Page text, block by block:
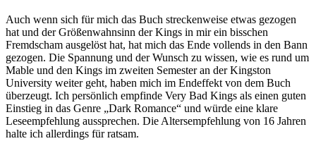
Auch wenn sich für mich das Buch streckenweise etwas gezogen
hat und der Größenwahnsinn der Kings in mir ein bisschen
Fremdscham ausgelöst hat, hat mich das Ende vollends in den Bann
gezogen. Die Spannung und der Wunsch zu wissen, wie es rund um
Mable und den Kings im zweiten Semester an der Kingston
University weiter geht, haben mich im Endeffekt von dem Buch
überzeugt. Ich persönlich empfinde Very Bad Kings als einen guten
Einstieg in das Genre „Dark Romance“ und würde eine klare
Leseempfehlung aussprechen. Die Altersempfehlung von 16 Jahren
halte ich allerdings für ratsam.